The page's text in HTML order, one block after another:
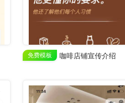
免费模板 咖啡店铺宣传介绍